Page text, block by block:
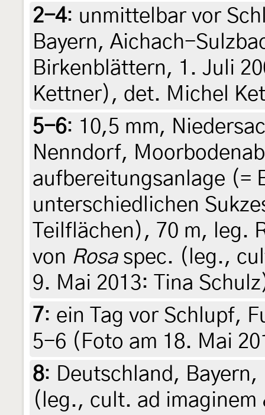
2-4: unmittelbar vor
Bayern, Aichach-
Birkenblättern, 1. Juli
Kettner), det. Michel
5-6: 10,5 mm,
Nenndorf,
aufbereitungsanlage (=
unterschiedlichen
Teilflächen), 70 m, leg.
von Rosaspec. (leg.,
9. Mai 2013: Tina
7: ein Tag vor Schlupf,
5-6 (Foto am 18. Mai
8: Deutschland,
(leg., cult. ad